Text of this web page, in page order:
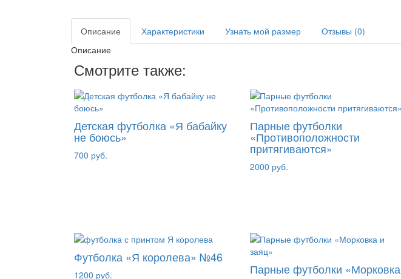
Описание Характеристики Узнать мой размер
Отзывы (0)
Описание
Смотрите также:
Детская футболка «Я бабайку
не боюсь»
700 руб.
Парные футболки
«Противоположности
притягиваются»
2000 руб.
Футболка «Я королева» №46
1200 руб. Парные футболки «Морковка